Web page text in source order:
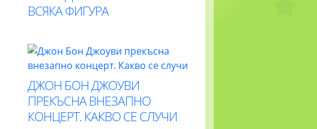
ВСЯКА ФИГУРА
ДЖОН БОН ДЖОУВИ
ПРЕКЪСНА ВНЕЗАПНО
КОНЦЕРТ. КАКВО СЕ СЛУЧИ